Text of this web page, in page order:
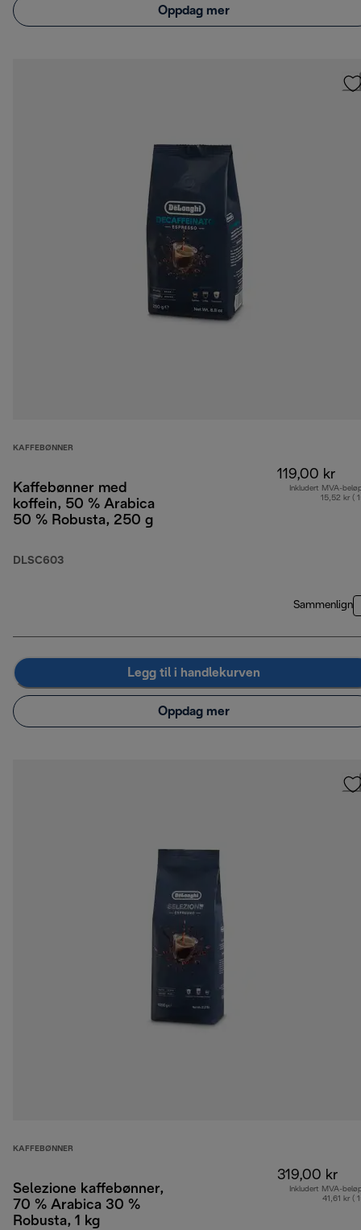
Oppdag mer
KAFFEBØNNER
Kaffebønner med
koffein, 50 % Arabica
50 % Robusta, 250 g
DLSC603
119,00 kr
Inkludert MVA-
15,52 kr (
Sammenlign
Legg til i handlekurven
Oppdag mer
KAFFEBØNNER
Selezione kaffebønner,
70 % Arabica 30 %
Robusta, 1 kg
319,00 kr
Inkludert MVA-
41,61 kr (